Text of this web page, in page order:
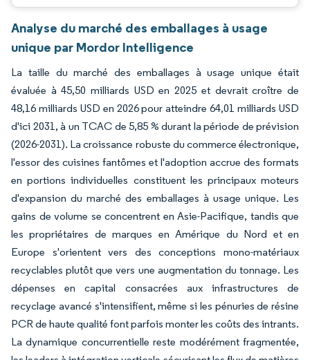
Analyse du marché des emballages à usage
unique par Mordor Intelligence
La taille du marché des emballages à usage unique était
évaluée à 45,50 milliards USD en 2025 et devrait croître de
48,16 milliards USD en 2026 pour atteindre 64,01 milliards USD
d'ici 2031, à un TCAC de 5,85 % durant la période de prévision
(2026-2031). La croissance robuste du commerce électronique,
l'essor des cuisines fantômes et l'adoption accrue des formats
en portions individuelles constituent les principaux moteurs
d'expansion du marché des emballages à usage unique. Les
gains de volume se concentrent en Asie-Pacifique, tandis que
les propriétaires de marques en Amérique du Nord et en
Europe s'orientent vers des conceptions mono-matériaux
recyclables plutôt que vers une augmentation du tonnage. Les
dépenses en capital consacrées aux infrastructures de
recyclage avancé s'intensifient, même si les pénuries de résine
PCR de haute qualité font parfois monter les coûts des intrants.
La dynamique concurrentielle reste modérément fragmentée,